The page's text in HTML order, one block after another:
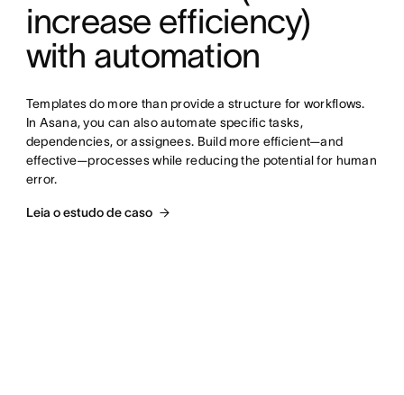
increase efficiency)
with automation
Templates do more than provide a structure for workflows.
In Asana, you can also automate specific tasks,
dependencies, or assignees. Build more efficient—and
effective—processes while reducing the potential for human
error.
Leia o estudo de caso